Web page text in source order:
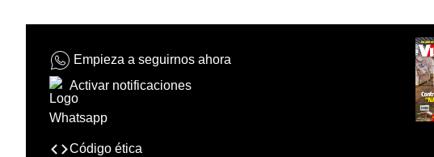
Empieza a seguirnos ahora
Activar notificaciones
Código ética